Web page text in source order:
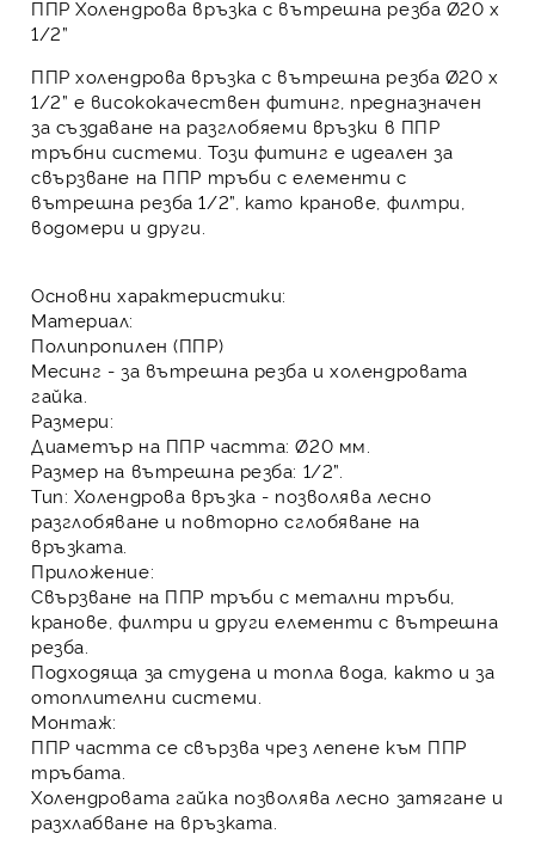
ППР Холендрова връзка с вътрешна резба Ø20 x
1/2”
ППР холендрова връзка с вътрешна резба Ø20 x
1/2” е висококачествен фитинг, предназначен
за създаване на разглобяеми връзки в ППР
тръбни системи. Този фитинг е идеален за
свързване на ППР тръби с елементи с
вътрешна резба 1/2”, като кранове, филтри,
водомери и други.
Основни характеристики:
Материал:
Полипропилен (ППР)
Месинг - за вътрешна резба и холендровата
гайка.
Размери:
Диаметър на ППР частта: Ø20 мм.
Размер на вътрешна резба: 1/2”.
Тип: Холендрова връзка - позволява лесно
разглобяване и повторно сглобяване на
връзката.
Приложение:
Свързване на ППР тръби с метални тръби,
кранове, филтри и други елементи с вътрешна
резба.
Подходяща за студена и топла вода, както и за
отоплителни системи.
Монтаж:
ППР частта се свързва чрез лепене към ППР
тръбата
Холендровата гайка позволява лесно затягане и
разхлабване на връзката.